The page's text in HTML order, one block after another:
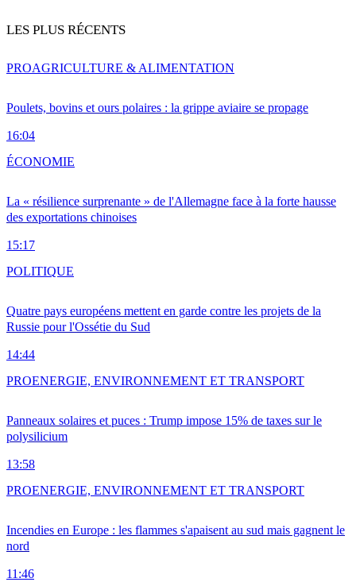
LES PLUS RÉCENTS
Poulets, bovins et ours polaires : la grippe aviaire se propage
16:04
PROAGRICULTURE & ALIMENTATION
La « résilience surprenante » de l'Allemagne face à la forte hausse
des exportations chinoises
15:17
ÉCONOMIE
Quatre pays européens mettent en garde contre les projets de la
Russie pour l'Ossétie du Sud
14:44
POLITIQUE
Panneaux solaires et puces : Trump impose 15% de taxes sur le
polysilicium
13:58
PROENERGIE, ENVIRONNEMENT ET TRANSPORT
Incendies en Europe : les flammes s'apaisent au sud mais gagnent le
nord
11:46
PROENERGIE, ENVIRONNEMENT ET TRANSPORT